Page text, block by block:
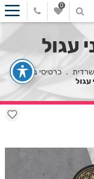
0
עגול
. כרטיסי ביקור .
עגול